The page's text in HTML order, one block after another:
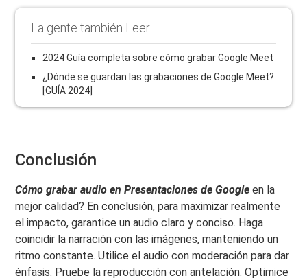
La gente también Leer
2024 Guía completa sobre cómo grabar Google Meet
¿Dónde se guardan las grabaciones de Google Meet?
[GUÍA 2024]
Conclusión
Cómo grabar audio en Presentaciones de Google en la
mejor calidad? En conclusión, para maximizar realmente
el impacto, garantice un audio claro y conciso. Haga
coincidir la narración con las imágenes, manteniendo un
ritmo constante. Utilice el audio con moderación para dar
énfasis. Pruebe la reproducción con antelación. Optimice